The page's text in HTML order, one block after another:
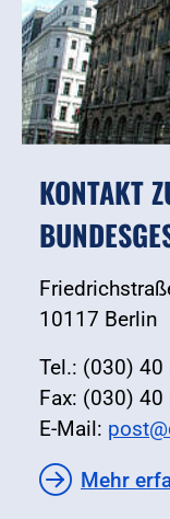
KONTAKT
10117 Berlin
Tel.: (030) 40
Fax: (030)
E-Mail:
Mehr